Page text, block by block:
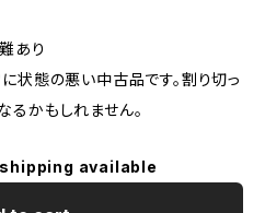
あり
状態の悪い中古品です。割り切っ
かもしれません。
available